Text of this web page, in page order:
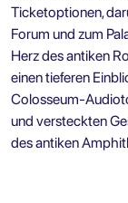
Ticketoptionen,
Forum und zum
Herz des antiken
einen tieferen
Colosseum-
und versteckten
des antiken